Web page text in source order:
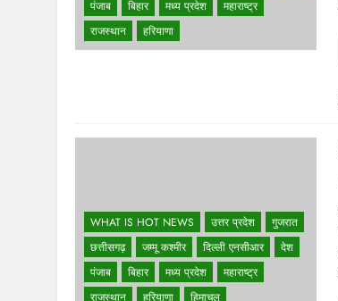
पंजाब
बिहार मध्य प्रदेश
महाराष्ट्र
राजस्थान
हरियाणा
WHAT IS HOT NEWS उत्तर प्रदेश
गुजरात
छत्तीसगढ़
जम्मू कश्मीर दिल्ली एनसीआर
देश
पंजाब
बिहार मध्य प्रदेश
महाराष्ट्र
राजस्थान
हरियाणा हिमाचल